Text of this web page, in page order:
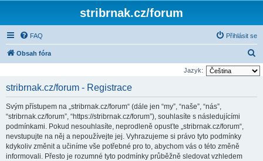
stribrnak.cz/forum
FAQ Přihlásit se
Obsah fóra
l
Jazyk:
stribrnak.cz/forum - Registrace
Svým přístupem na „stribrnak.cz/forum“ (dále jen “my”, “naše”, “nás”,
“stribrnak.cz/forum”, “https://stribrnak.cz/forum”), souhlasíte s následujícími
podmínkami. Pokud nesouhlasíte, neprodleně opusťte „stribrnak.cz/forum“,
nevstupujte na něj a nepoužívejte jej. Vyhrazujeme si právo tyto podmínky
kdykoliv změnit a učiníme vše potřebné pro to, abychom vás o této změně
informovali. Přesto je rozumné tyto podmínky průběžně sledovat vzhledem